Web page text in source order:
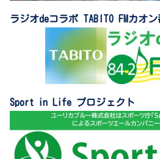
ラジオdeコラボ TABITO FMカオン
Sport in Life プロジェクト